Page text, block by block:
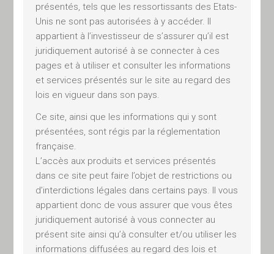
approche sur
mesure.
Votre allocation
stratégique (« Classes
d’actifs »)est guidée par
l’expression de vos
contraintes deliquiditéet de
recherche de décorrélation,
afin de réduire les risques et
d’optimiser le rendement de
votre patrimoine dans la
L’allocation tactique
(« Sélection au sein de
présentés, tels que les ressortissants des Etats-
Unis ne sont pas autorisées à y accéder. Il
appartient à l’investisseur de s’assurer qu’il est
juridiquement autorisé à se connecter à ces
pages et à utiliser et consulter les informations
et services présentés sur le site au regard des
lois en vigueur dans son pays.
Ce site, ainsi que les informations qui y sont
présentées, sont régis par la réglementation
française.
L’accès aux produits et services présentés
dans ce site peut faire l’objet de restrictions ou
d’interdictions légales dans certains pays. Il vous
appartient donc de vous assurer que vous êtes
juridiquement autorisé à vous connecter au
présent site ainsi qu’à consulter et/ou utiliser les
informations diffusées au regard des lois et